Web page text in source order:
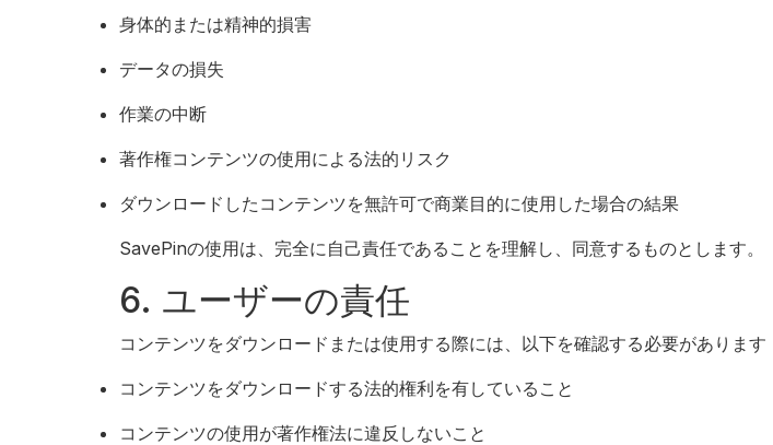
身体的または精神的損害
データの損失
作業の中断
著作権コンテンツの使用による法的リスク
ダウンロードしたコンテンツを無許可で商業目的に使用した場合の結果
SavePinの使用は、完全に自己責任であることを理解し、同意するものとします。
6. ユーザーの責任
コンテンツをダウンロードまたは使用する際には、以下を確認する必要があります
コンテンツをダウンロードする法的権利を有していること
コンテンツの使用が著作権法に違反しないこと